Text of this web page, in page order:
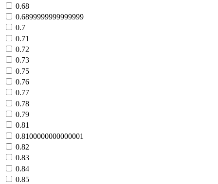
0.68
0.6899999999999999
0.7
0.71
0.72
0.73
0.75
0.76
0.77
0.78
0.79
0.81
0.8100000000000001
0.82
0.83
0.84
0.85